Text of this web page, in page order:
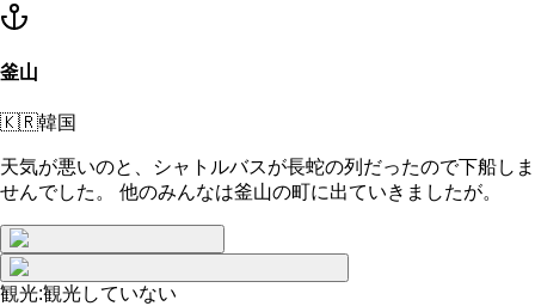
釜山
🇰🇷韓国
天気が悪いのと、シャトルバスが長蛇の列だったので下船しま
せんでした。 他のみんなは釜山の町に出ていきましたが。
観光:観光していない